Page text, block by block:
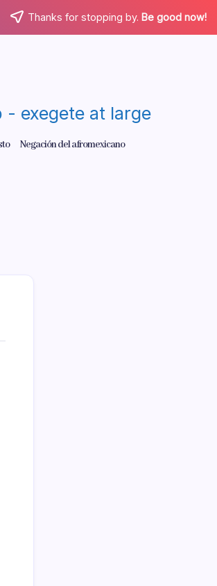
Thanks for stopping by. Be good now!
- exegete at large
Negación del afromexicano